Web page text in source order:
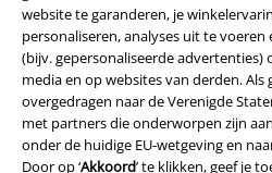
website te garanderen, je
personaliseren, analyses uit te
(bijv. gepersonaliseerde advertenties)
media en op websites van derden. Als
overgedragen naar de Verenigde
met partners die onderworpen zijn
onder de huidige EU-wetgeving en
Door op ‘Akkoord’ te klikken, geef je
Legal
Algemene Voorwaarden